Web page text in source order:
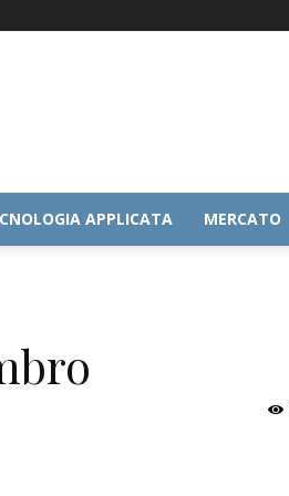
APPLICATA MERCATO